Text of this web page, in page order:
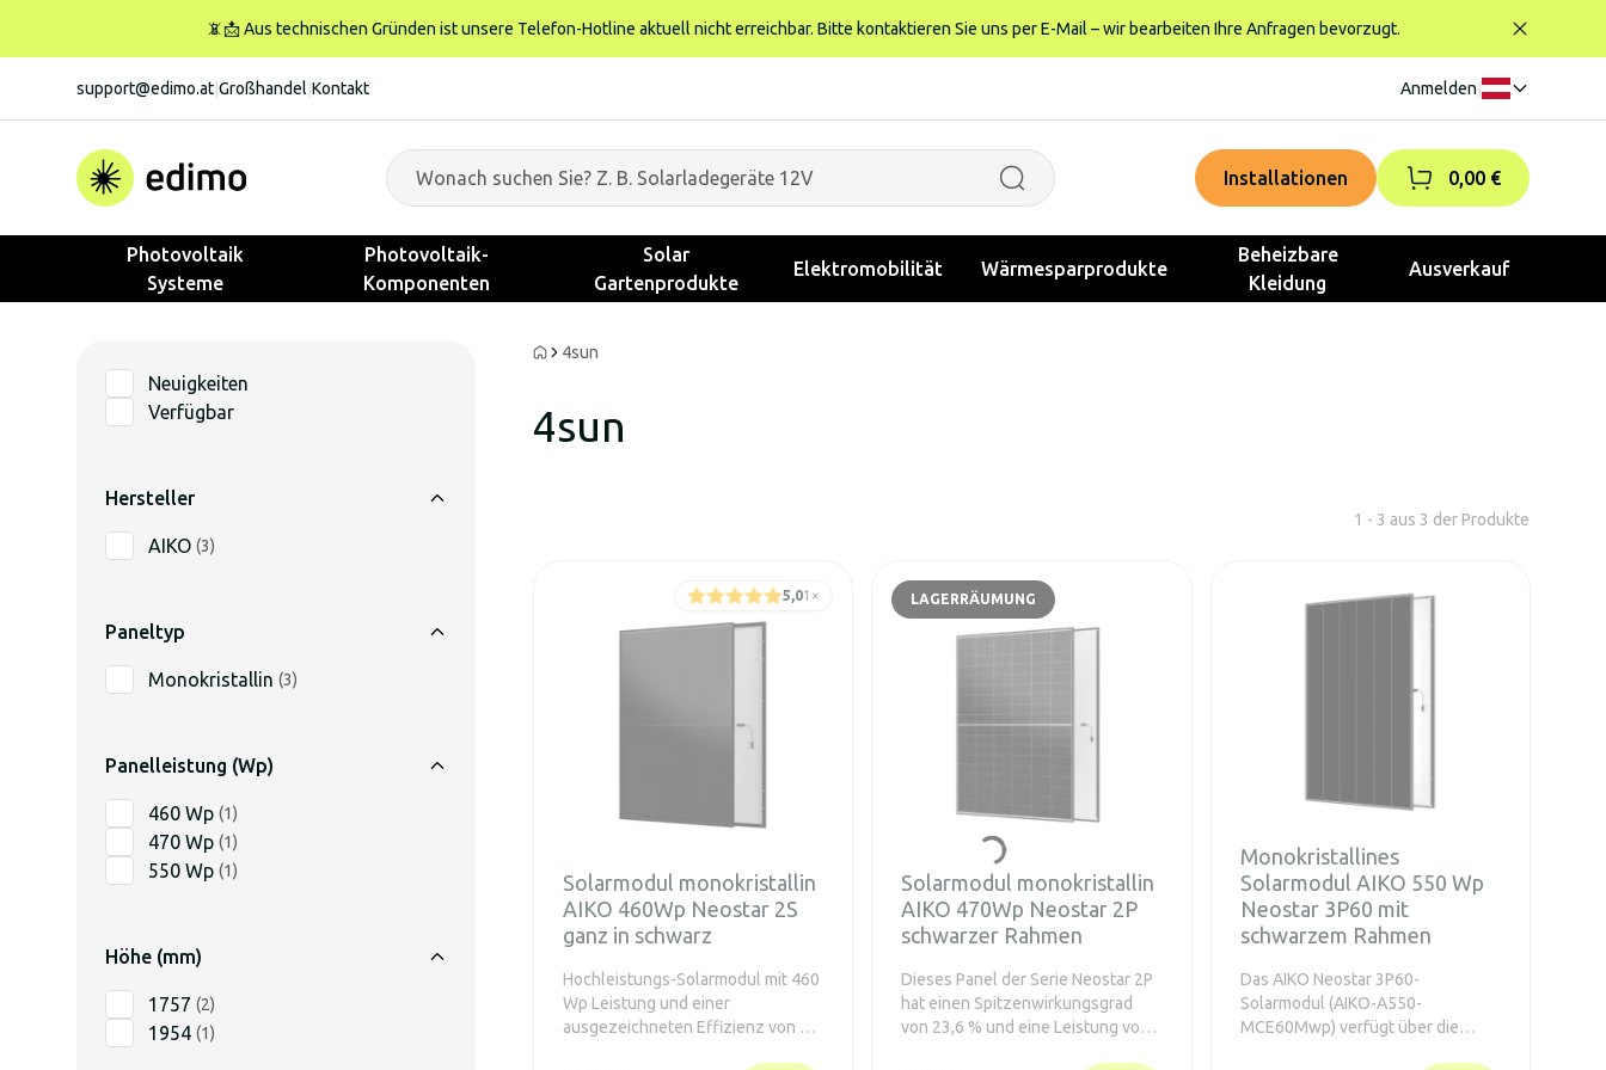
📵📩 Aus technischen Gründen ist unsere Telefon-Hotline aktuell nicht erreichbar. Bitte kontaktieren Sie uns per E-Mail – wir bearbeiten Ihre Anfragen bevorzugt.
support@edimo.at Großhandel Kontakt Anmelden
Installationen 0,00 €
Photovoltaik
Systeme
Photovoltaik-
Komponenten
Solar
Gartenprodukte
Elektromobilität Wärmesparprodukte
Beheizbare
Kleidung
Ausverkauf
Neuigkeiten
Verfügbar
Hersteller
AIKO (3)
Paneltyp
Monokristallin (3)
Panelleistung (Wp)
460 Wp (1)
470 Wp (1)
550 Wp (1)
Höhe (mm)
1757 (2)
1954 (1)
4sun
4sun
1 - 3 aus 3 der Produkte
5,01 ×
Solarmodul monokristallin
AIKO 460Wp Neostar 2S
ganz in schwarz
Hochleistungs-Solarmodul mit 460
Wp Leistung und einer
ausgezeichneten Effizienz von bis
LAGERRÄUMUNG
Solarmodul monokristallin
AIKO 470Wp Neostar 2P
schwarzer Rahmen
Dieses Panel der Serie Neostar 2P
hat einen Spitzenwirkungsgrad
von 23,6 % und eine Leistung von
Monokristallines
Solarmodul AIKO 550 Wp
Neostar 3P60 mit
schwarzem Rahmen
Das AIKO Neostar 3P60-
Solarmodul (AIKO-A550-
MCE60Mwp) verfügt über die